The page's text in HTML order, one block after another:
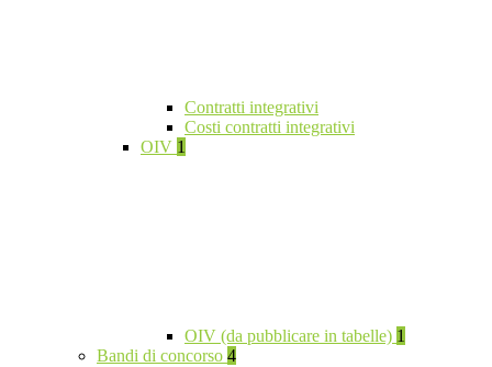
Contratti integrativi
Costi contratti integrativi
OIV 1
OIV (da pubblicare in tabelle) 1
Bandi di concorso 4